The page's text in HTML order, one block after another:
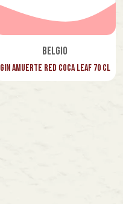
Belgio
Gin Amuerte Red Coca Leaf 70 cl